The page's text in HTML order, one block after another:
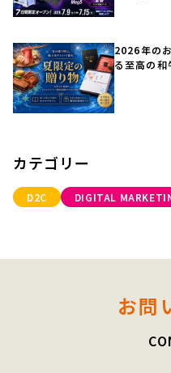
2026年の
る至高の和
カテゴリー
D2C DIGITAL
お問